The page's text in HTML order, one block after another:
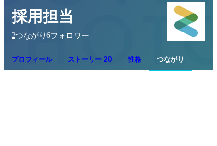
採用担当
2つながり 6フォロワー
プロフィール ストーリー 20 性格 つながり